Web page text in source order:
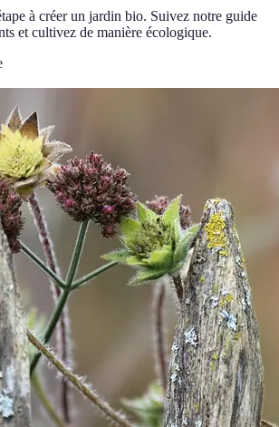
à créer un jardin bio. Suivez notre guide
et cultivez de manière écologique.